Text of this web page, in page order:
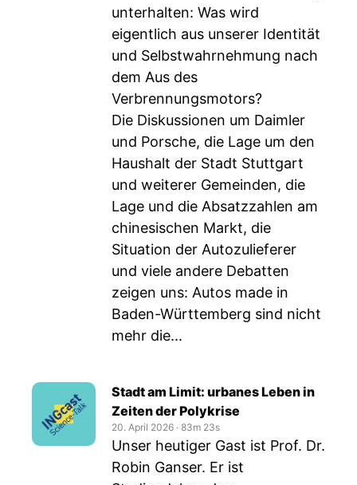
unterhalten: Was wird
eigentlich aus unserer Identität
und Selbstwahrnehmung nach
dem Aus des
Verbrennungsmotors?
Die Diskussionen um Daimler
und Porsche, die Lage um den
Haushalt der Stadt Stuttgart
und weiterer Gemeinden, die
Lage und die Absatzzahlen am
chinesischen Markt, die
Situation der Autozulieferer
und viele andere Debatten
zeigen uns: Autos made in
Baden-Württemberg sind nicht
mehr die...
Stadt am Limit: urbanes Leben in
Zeiten der Polykrise
20. April 2026 ‧ 83m 23s
Unser heutiger Gast ist Prof. Dr.
Robin Ganser. Er ist